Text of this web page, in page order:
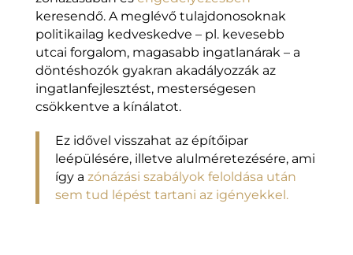
keresendő. A meglévő tulajdonosoknak
politikailag kedveskedve – pl. kevesebb
utcai forgalom, magasabb ingatlanárak – a
döntéshozók gyakran akadályozzák az
ingatlanfejlesztést, mesterségesen
csökkentve a kínálatot.
Ez idővel visszahat az építőipar
leépülésére, illetve alulméretezésére, ami
így a zónázási szabályok feloldása után
sem tud lépést tartani az igényekkel.